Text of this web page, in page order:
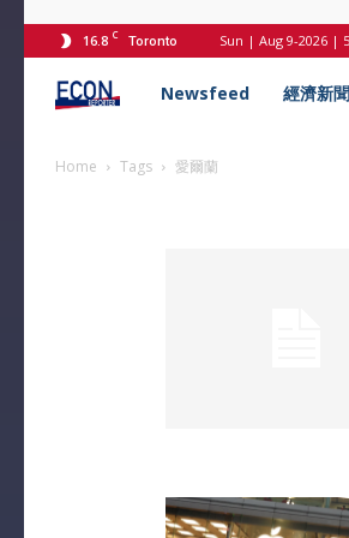
16.8 C Toronto Sun | Aug 9-2026 |
Econ
記
Newsfeed 經濟新聞
Home Tags 愛爾蘭